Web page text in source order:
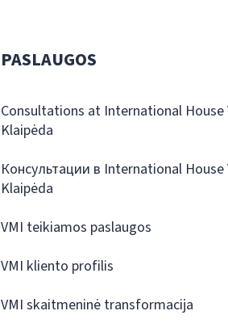
PASLAUGOS
Consultations at International House
Klaipėda
Консультации в International House
Klaipėda
VMI teikiamos paslaugos
VMI kliento profilis
VMI skaitmeninė transformacija